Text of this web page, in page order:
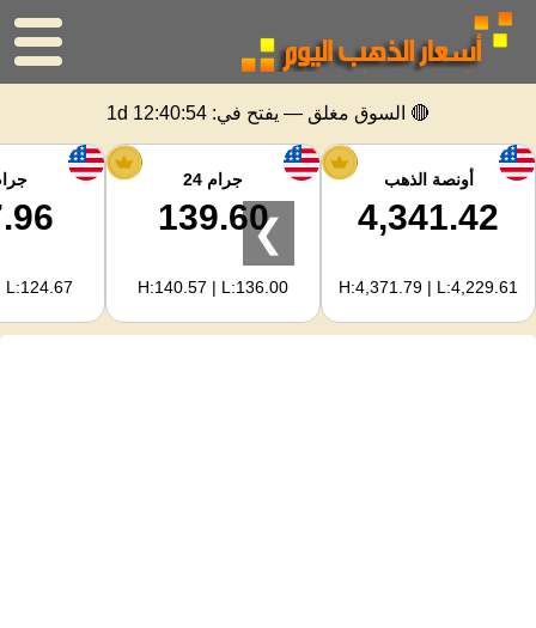
الرئيسية
سعر الذهب
اسعار الفضه
حاسبة الذهب
🔴 السوق مغلق — يفتح في: 1d 12:40:54
أونصة الذهب
4,341.42
H:4,371.79 | L:4,229.61
جرام 24
139.60
H:140.57 | L:136.00
L:124.67
❯